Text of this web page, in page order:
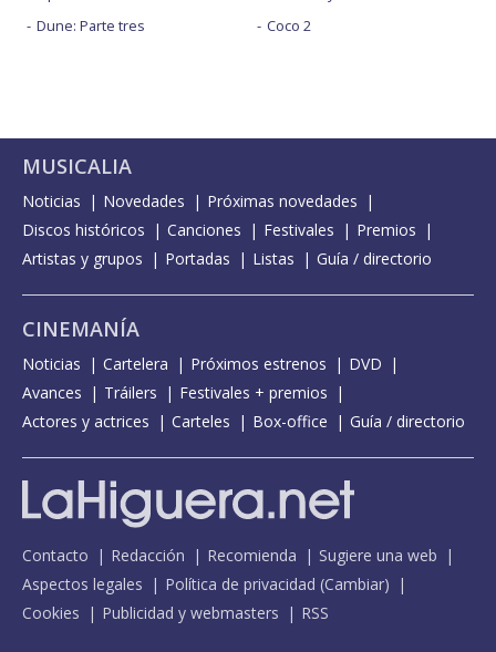
Dune: Parte tres
Coco 2
MUSICALIA
Noticias Novedades
Próximas novedades
Discos históricos
Canciones Festivales
Premios
Artistas y grupos
Portadas Listas Guía / directorio
CINEMANÍA
Noticias Cartelera Próximos estrenos
DVD
Avances
Tráilers
Festivales + premios
Actores y actrices
Carteles Box-office Guía / directorio
Contacto Redacción Recomienda
Sugiere una web
Aspectos legales
Política de privacidad (Cambiar)
Cookies
Publicidad y webmasters RSS